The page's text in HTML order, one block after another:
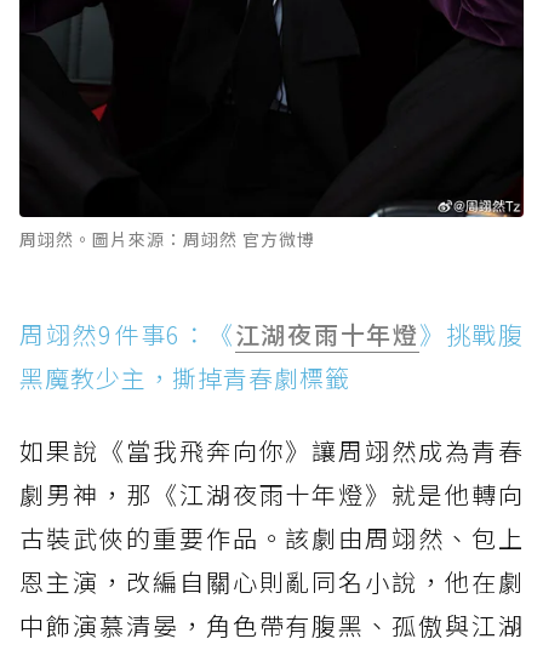
周翊然。圖片來源：周翊然 官方微博
周翊然9件事6：《江湖夜雨十年燈》挑戰腹
黑魔教少主，撕掉青春劇標籤
如果說《當我飛奔向你》讓周翊然成為青春
劇男神，那《江湖夜雨十年燈》就是他轉向
古裝武俠的重要作品。該劇由周翊然、包上
恩主演，改編自關心則亂同名小說，他在劇
中飾演慕清晏，角色帶有腹黑、孤傲與江湖